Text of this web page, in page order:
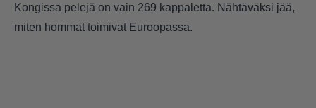
Kongissa pelejä on vain 269 kappaletta. Nähtäväksi jää,
miten hommat toimivat Euroopassa.